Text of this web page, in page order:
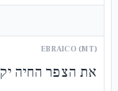
EBRAICO (MT)
את הצפר החיה